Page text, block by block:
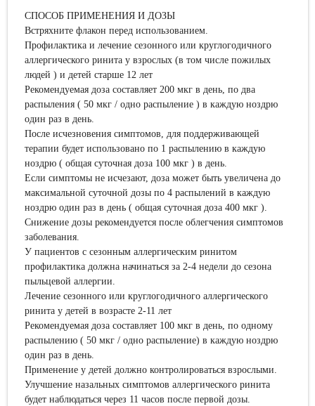
СПОСОБ ПРИМЕНЕНИЯ И ДОЗЫ
Встряхните флакон перед использованием.
Профилактика и лечение сезонного или круглогодичного
аллергического ринита у взрослых (в том числе пожилых
людей ) и детей старше 12 лет
Рекомендуемая доза составляет 200 мкг в день, по два
распыления ( 50 мкг / одно распыление ) в каждую ноздрю
один раз в день.
После исчезновения симптомов, для поддерживающей
терапии будет использовано по 1 распылению в каждую
ноздрю ( общая суточная доза 100 мкг ) в день.
Если симптомы не исчезают, доза может быть увеличена до
максимальной суточной дозы по 4 распылений в каждую
ноздрю один раз в день ( общая суточная доза 400 мкг ).
Снижение дозы рекомендуется после облегчения симптомов
заболевания.
У пациентов с сезонным аллергическим ринитом
профилактика должна начинаться за 2-4 недели до сезона
пыльцевой аллергии.
Лечение сезонного или круглогодичного аллергического
ринита у детей в возрасте 2-11 лет
Рекомендуемая доза составляет 100 мкг в день, по одному
распылению ( 50 мкг / одно распыление) в каждую ноздрю
один раз в день.
Применение у детей должно контролироваться взрослыми.
Улучшение назальных симптомов аллергического ринита
будет наблюдаться через 11 часов после первой дозы.